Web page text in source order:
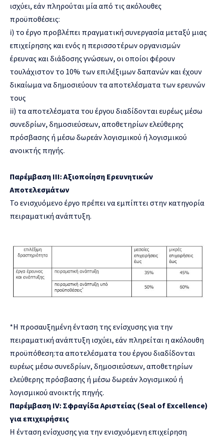
ισχύει, εάν πληρούται μία από τις ακόλουθες
προϋποθέσεις:
i) το έργο προβλέπει πραγματική συνεργασία μεταξύ μιας
επιχείρησης και ενός η περισσοτέρων οργανισμών
έρευνας και διάδοσης γνώσεων, οι οποίοι φέρουν
τουλάχιστον το 10% των επιλέξιμων δαπανών και έχουν
δικαίωμα να δημοσιεύουν τα αποτελέσματα των ερευνών
τους
ii) τα αποτελέσματα του έργου διαδίδονται ευρέως μέσω
συνεδρίων, δημοσιεύσεων, αποθετηρίων ελεύθερης
πρόσβασης ή μέσω δωρεάν λογισμικού ή λογισμικού
ανοικτής πηγής.
Παρέμβαση III: Αξιοποίηση Ερευνητικών
Αποτελεσμάτων
Το ενισχυόμενο έργο πρέπει να εμπίπτει στην κατηγορία
πειραματική ανάπτυξη.
*Η προσαυξημένη ένταση της ενίσχυσης για την
πειραματική ανάπτυξη ισχύει, εάν πληρείται η ακόλουθη
προϋπόθεση:τα αποτελέσματα του έργου διαδίδονται
ευρέως μέσω συνεδρίων, δημοσιεύσεων, αποθετηρίων
ελεύθερης πρόσβασης ή μέσω δωρεάν λογισμικού ή
λογισμικού ανοικτής πηγής.
Παρέμβαση IV: Σφραγίδα Αριστείας (Seal of Excellence)
για επιχειρήσεις
Η ένταση ενίσχυσης για την ενισχυόμενη επιχείρηση